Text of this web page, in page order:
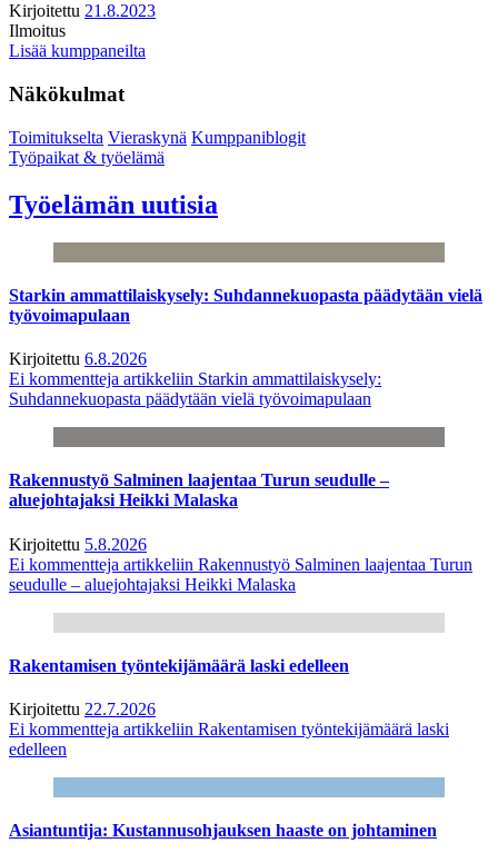
Kirjoitettu 21.8.2023
Ilmoitus
Lisää kumppaneilta
Näkökulmat
Toimitukselta Vieraskynä Kumppaniblogit
Työpaikat & työelämä
Työelämän uutisia
Starkin ammattilaiskysely: Suhdannekuopasta päädytään vielä
työvoimapulaan
Kirjoitettu 6.8.2026
Ei kommentteja artikkeliin Starkin ammattilaiskysely:
Suhdannekuopasta päädytään vielä työvoimapulaan
Rakennustyö Salminen laajentaa Turun seudulle –
aluejohtajaksi Heikki Malaska
Kirjoitettu 5.8.2026
Ei kommentteja artikkeliin Rakennustyö Salminen laajentaa Turun
seudulle – aluejohtajaksi Heikki Malaska
Rakentamisen työntekijämäärä laski edelleen
Kirjoitettu 22.7.2026
Ei kommentteja artikkeliin Rakentamisen työntekijämäärä laski
edelleen
Asiantuntija: Kustannusohjauksen haaste on johtaminen